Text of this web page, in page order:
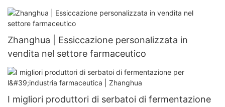
alimentare
Zhanghua | Essiccazione personalizzata in
vendita nel settore farmaceutico
I migliori produttori di serbatoi di fermentazione